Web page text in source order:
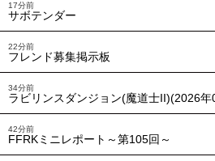
17分前
サボテンダー
22分前
フレンド募集掲示板
34分前
ラビリンスダンジョン(魔道士II)(2026
42分前
FFRKミニレポート～第105回～